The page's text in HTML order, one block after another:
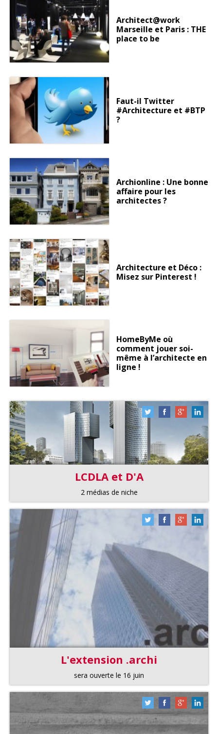
Architect@work
Marseille et Paris : THE
place to be
Faut-il Twitter
#Architecture et #BTP
?
Archionline : Une bonne
affaire pour les
architectes ?
Architecture et Déco :
Misez sur Pinterest !
HomeByMe où
comment jouer soi-
même à l’architecte en
ligne !
LCDLA et D'A
2 médias de niche
L'extension .archi
sera ouverte le 16 juin